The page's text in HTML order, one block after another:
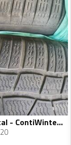
Continental - ContiWinterContact TS830P - Zimska guma
20